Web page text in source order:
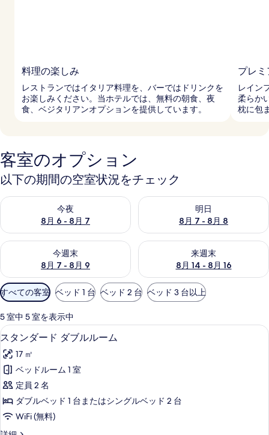
料理の楽しみ
レストランではイタリア料理を、バーではドリンクを
お楽しみください。当ホテルでは、無料の朝食、夜
食、ベジタリアンオプションを提供しています。
プレ
レイン
柔らか
枕に包
客室のオプション
以下の期間の空室状況をチェック
今夜
8月 6 - 8月 7
今夜 8月 6 - 8月 7 の空室状況をチェック
明日
8月 7 - 8月 8
明日 8月 7 - 8月 8 の空室状況
今週末
8月 7 - 8月 9
今週末 8月 7 - 8月 9 の空室状況をチェック
来週末
8月 14 - 8月 16
来週末 8月 14 - 8月 16 の空室
利
用
可
能
な
客
室
の
り
込
すべての客室 ベッド 1 台 ベッド 2 台 ベッド 3 台以上
5 室中 5 室を表示中
ス
タ
ン
ダ
ー
ド
ダ
スタンダード ダブルルーム | 高級寝
5
スタンダード ダブルルーム
17 ㎡
ベッドルーム 1 室
定員 2 名
ダブルベッド 1 台またはシングルベッド 2 台
WiFi (無料)